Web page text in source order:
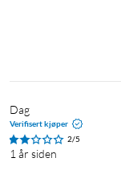
Dag
Verifisert kjøper
2/5
1 år siden